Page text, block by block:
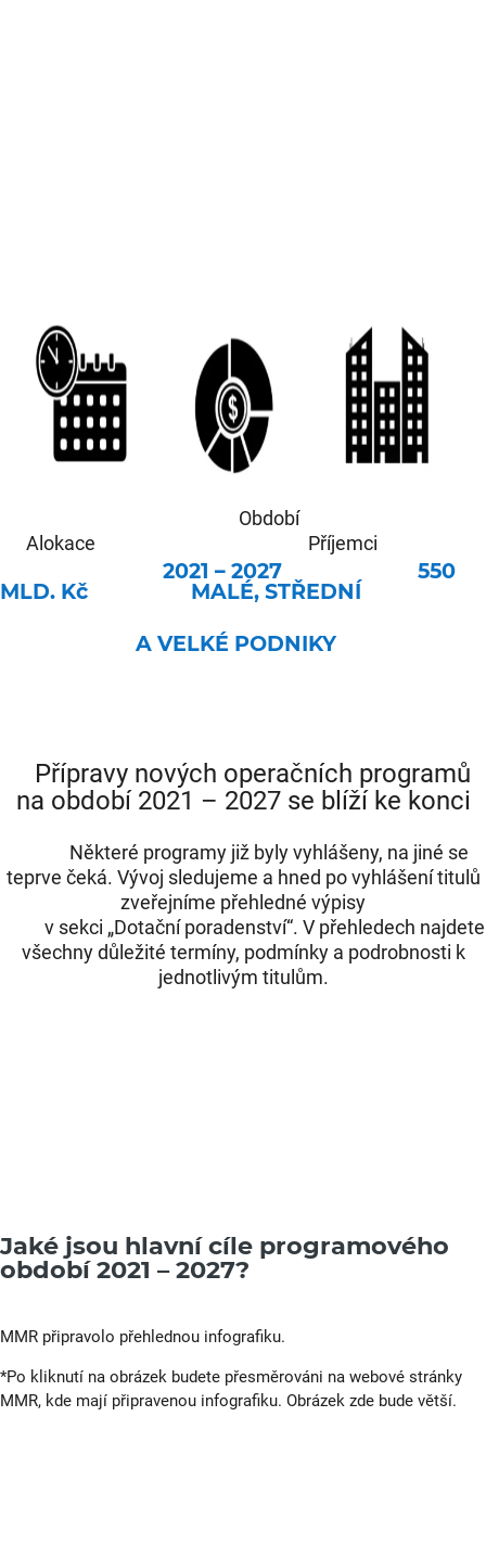
Období
Alokace Příjemci
2021 – 2027 550
MLD. Kč
MALÉ, STŘEDNÍ
A VELKÉ PODNIKY
Přípravy nových operačních programů
na období 2021 – 2027 se blíží ke konci
Některé programy již byly vyhlášeny, na jiné se
teprve čeká. Vývoj sledujeme a hned po vyhlášení titulů
zveřejníme přehledné výpisy
v sekci „Dotační poradenství“. V přehledech najdete
všechny důležité termíny, podmínky a podrobnosti k
jednotlivým titulům.
Jaké jsou hlavní cíle programového
období 2021 – 2027?
MMR připravolo přehlednou infografiku.
*Po kliknutí na obrázek budete přesměrováni na webové stránky
MMR, kde mají připravenou infografiku. Obrázek zde bude větší.